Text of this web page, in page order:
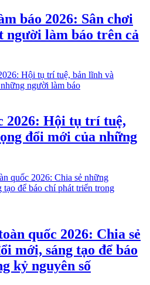
báo 2026: Sân chơi
người làm báo trên cả
2026: Hội tụ trí tuệ,
đổi mới của những
quốc 2026: Chia sẻ
mới, sáng tạo để báo
kỷ nguyên số